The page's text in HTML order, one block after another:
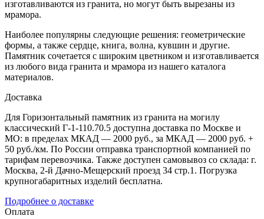
изготавливаются из гранита, но могут быть вырезаны из
мрамора.
Наиболее популярны следующие решения: геометрические
формы, а также сердце, книга, волна, кувшин и другие.
Памятник сочетается с широким цветником и изготавливается
из любого вида гранита и мрамора из нашего каталога
материалов.
Доставка
Для Горизонтальный памятник из гранита на могилу
классический Г-1-110.70.5 доступна доставка по Москве и
МО: в пределах МКАД — 2000 руб., за МКАД — 2000 руб. +
50 руб./км. По России отправка транспортной компанией по
тарифам перевозчика. Также доступен самовывоз со склада: г.
Москва, 2-й Дачно-Мещерский проезд 34 стр.1. Погрузка
крупногабаритных изделий бесплатна.
Подробнее о доставке
Оплата